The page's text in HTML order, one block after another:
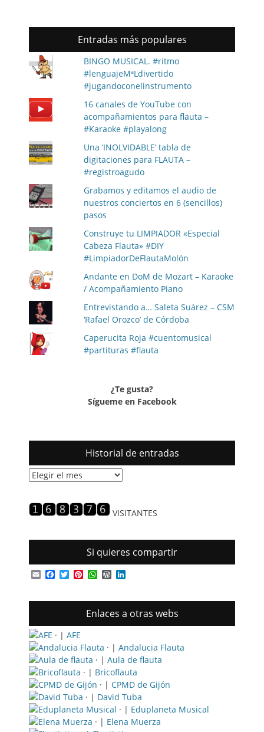
Entradas más populares
BINGO MUSICAL. #ritmo
#lenguajeMªLdivertido
#jugandoconelinstrumento
16 canales de YouTube con
acompañamientos para flauta –
#Karaoke #playalong
Una ‘INOLVIDABLE’ tabla de
digitaciones para FLAUTA –
#registroagudo
Grabamos y editamos el audio de
nuestros conciertos en 6 (sencillos)
pasos
Construye tu LIMPIADOR «Especial
Cabeza Flauta» #DIY
#LimpiadorDeFlautaMolón
Andante en DoM de Mozart – Karaoke
/ Acompañamiento Piano
Entrevistando a… Saleta Suárez – CSM
‘Rafael Orozco’ de Córdoba
Caperucita Roja #cuentomusical
#partituras #flauta
¿Te gusta?
Sígueme en Facebook
Historial de entradas
Historial
VISITANTES
Si quieres compartir
EmailFacebook
TwitterPinterest
WhatsApp
WordPress
Enlaces a otras webs
· | AFE
· | Andalucia Flauta
· | Aula de flauta
· | Bricoflauta
· | CPMD de Gijón
· | David Tuba
· | Eduplaneta Musical
· | Elena Muerza